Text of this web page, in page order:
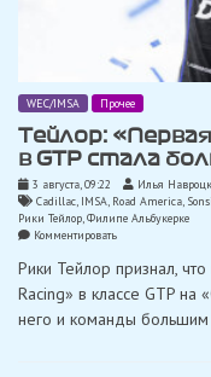
WEC/IMSA Прочее
Тейлор:
в GTP стала
3 августа, 09:22
Илья
Cadillac, IMSA, Road America,
Рики Тейлор,Филипе Альбукерке
Комментироватьon
«Первая
победа
«WTR»
с
Рики Тейлор признал,
Racing» в классе GTP на
него и команды